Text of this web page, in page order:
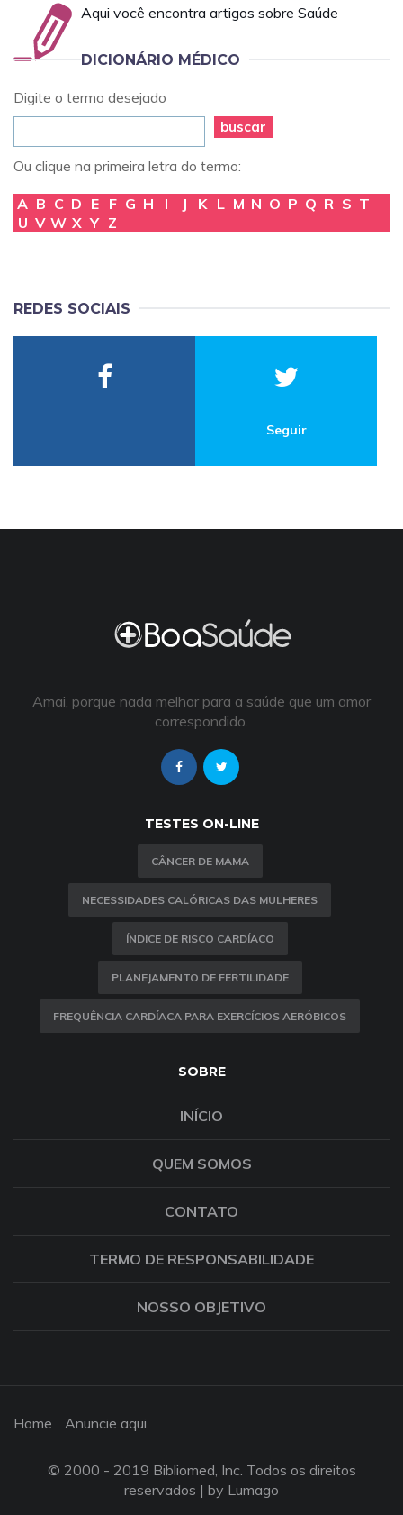
Aqui você encontra artigos sobre Saúde
DICIONÁRIO MÉDICO
Digite o termo desejado
buscar
Ou clique na primeira letra do termo:
A B C D E F G H I J K L M N O P Q R S T
U V W X Y Z
REDES SOCIAIS
Seguir
Amai, porque nada melhor para a saúde que um amor
correspondido.
TESTES ON-LINE
CÂNCER DE MAMA
NECESSIDADES CALÓRICAS DAS MULHERES
ÍNDICE DE RISCO CARDÍACO
PLANEJAMENTO DE FERTILIDADE
FREQUÊNCIA CARDÍACA PARA EXERCÍCIOS AERÓBICOS
SOBRE
INÍCIO
QUEM SOMOS
CONTATO
TERMO DE RESPONSABILIDADE
NOSSO OBJETIVO
Home Anuncie aqui
© 2000 - 2019 Bibliomed, Inc. Todos os direitos
reservados | by Lumago